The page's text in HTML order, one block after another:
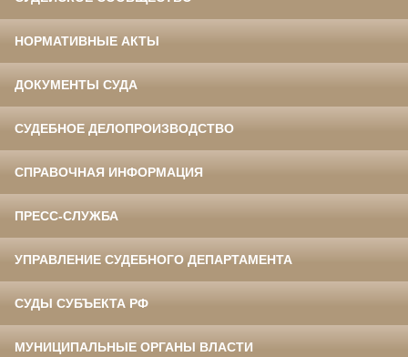
НОРМАТИВНЫЕ АКТЫ
ДОКУМЕНТЫ СУДА
СУДЕБНОЕ ДЕЛОПРОИЗВОДСТВО
СПРАВОЧНАЯ ИНФОРМАЦИЯ
ПРЕСС-СЛУЖБА
УПРАВЛЕНИЕ СУДЕБНОГО ДЕПАРТАМЕНТА
СУДЫ СУБЪЕКТА РФ
МУНИЦИПАЛЬНЫЕ ОРГАНЫ ВЛАСТИ